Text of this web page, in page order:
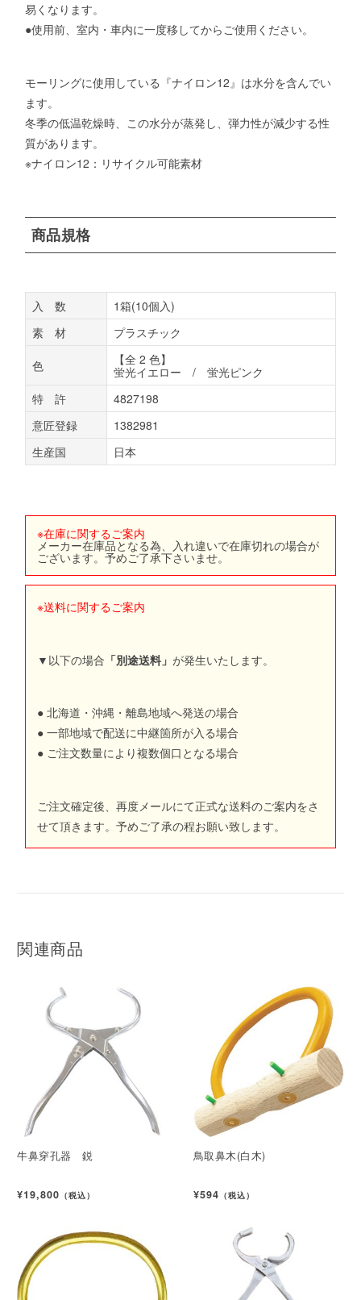
易くなります。
●使用前、室内・車内に一度移してからご使用ください。
モーリングに使用している『ナイロン12』は水分を含んでい
ます。
冬季の低温乾燥時、この水分が蒸発し、弾力性が減少する性
質があります。
※ナイロン12：リサイクル可能素材
商品規格
入 数
1箱(10個入)
素 材
プラスチック
色
【全 2 色】
蛍光イエロー / 蛍光ピンク
特 許
4827198
意匠登録
1382981
生産国
日本
※在庫に関するご案内
メーカー在庫品となる為、入れ違いで在庫切れの場合が
ございます。予めご了承下さいませ。
※送料に関するご案内
▼以下の場合 「別途送料」 が発生いたします。
● 北海道・沖縄・離島地域へ発送の場合
● 一部地域で配送に中継箇所が入る場合
● ご注文数量により複数個口となる場合
ご注文確定後、再度メールにて正式な送料のご案内をさ
せて頂きます。予めご了承の程お願い致します。
関連商品
牛鼻穿孔器 鋭
¥19,800 （税込）
鳥取鼻木(白木)
¥594 （税込）